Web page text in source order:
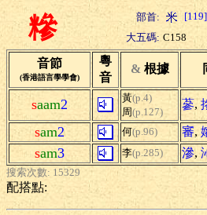
糝 部首: [119]
大五碼: C158
音節
(香港語言學學會)
粵
音
& 根據
saam2 黃(p.4)
周(p.127)
蔘,
sam2 何(p.96) 審,
sam3 李(p.285) 滲,
搜索次數: 15329
配搭點: